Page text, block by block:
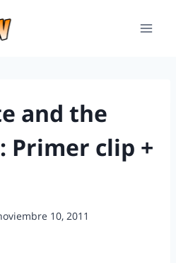
and the
Primer clip +
10, 2011